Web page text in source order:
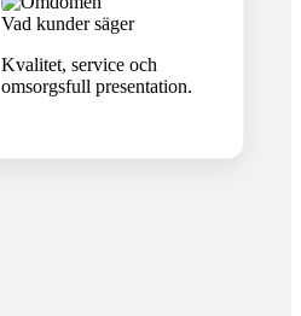
Vad kunder säger
Kvalitet, service och
omsorgsfull presentation.